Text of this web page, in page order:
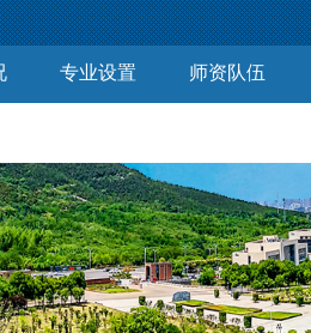
专业设置 师资队伍